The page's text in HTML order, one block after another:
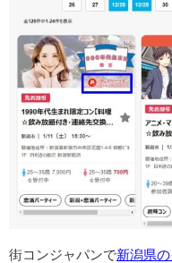
街コンジャパンで新潟県